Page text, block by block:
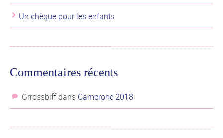
Un chèque pour les enfants
Commentaires récents
Grrossbiffdans Camerone 2018